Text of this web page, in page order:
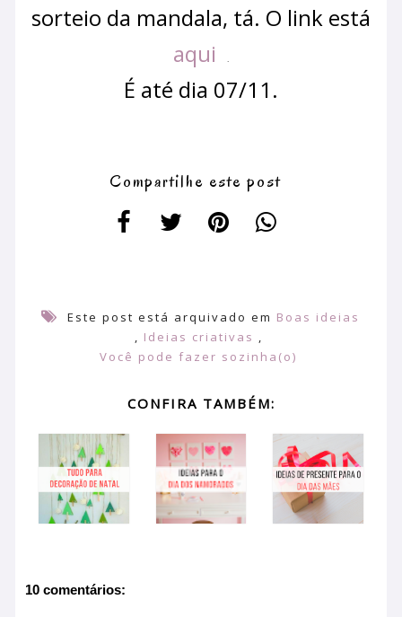
sorteio da mandala, tá. O link está
aqui
.
É até dia 07/11.
Compartilhe este post
Este post está arquivado em Boas ideias
, Ideias criativas ,
Você pode fazer sozinha(o)
CONFIRA TAMBÉM:
10 comentários: